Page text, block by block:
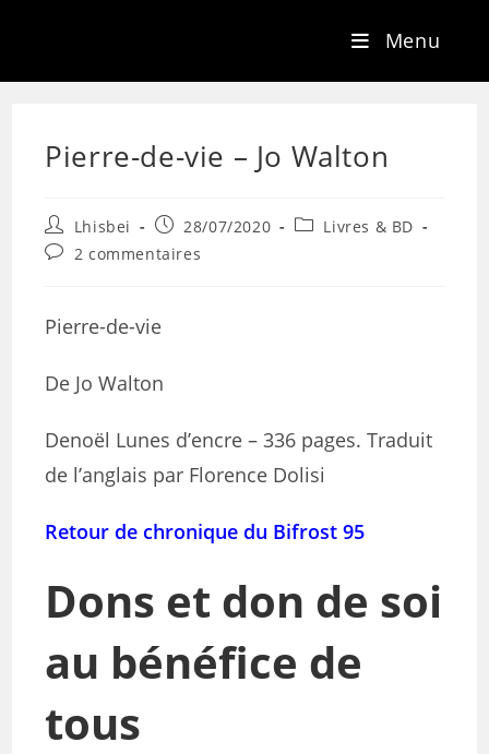
Menu
Pierre-de-vie – Jo Walton
Lhisbei 28/07/2020
Livres & BD
2 commentaires
Pierre-de-vie
De Jo Walton
Denoël Lunes d’encre – 336 pages. Traduit
de l’anglais par Florence Dolisi
Retour de chronique du Bifrost 95
Dons et don de soi
au bénéfice de
tous